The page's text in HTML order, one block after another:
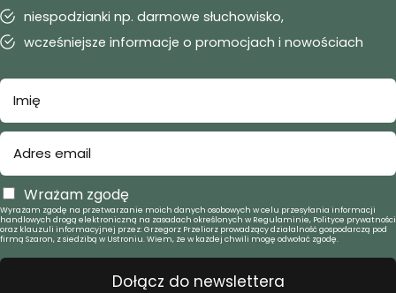
niespodzianki np. darmowe słuchowisko,
wcześniejsze informacje o promocjach i nowościach
Wrażam zgodę
Wyrażam zgodę na przetwarzanie moich danych osobowych w celu przesyłania informacji
handlowych drogą elektroniczną na zasadach określonych w Regulaminie, Polityce prywatności
oraz klauzuli informacyjnej przez: Grzegorz Przeliorz prowadzący działalność gospodarczą pod
firmą Szaron, z siedzibą w Ustroniu. Wiem, że w każdej chwili mogę odwołać zgodę.
Dołącz do newslettera